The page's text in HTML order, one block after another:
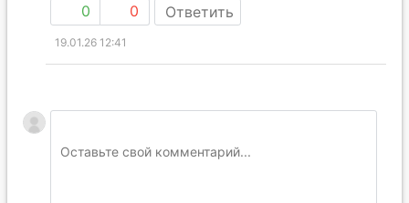
0 0 Ответить
19.01.26 12:41